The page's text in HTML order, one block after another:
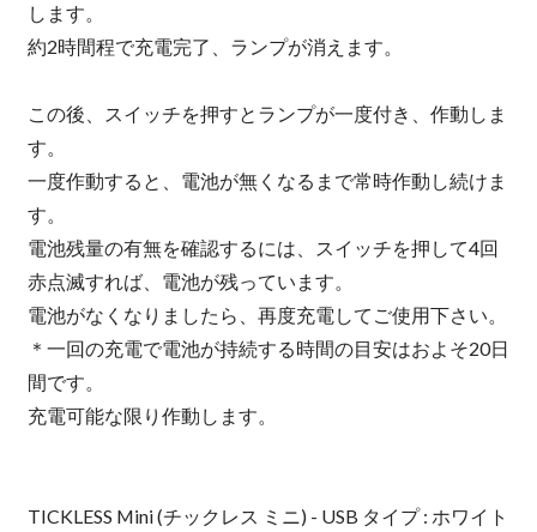
します。
約2時間程で充電完了、ランプが消えます。
この後、スイッチを押すとランプが一度付き、作動しま
す。
一度作動すると、電池が無くなるまで常時作動し続けま
す。
電池残量の有無を確認するには、スイッチを押して4回
赤点滅すれば、電池が残っています。
電池がなくなりましたら、再度充電してご使用下さい。
＊一回の充電で電池が持続する時間の目安はおよそ20日
間です。
充電可能な限り作動します。
TICKLESS Mini (チックレス ミニ) - USB タイプ : ホワイト